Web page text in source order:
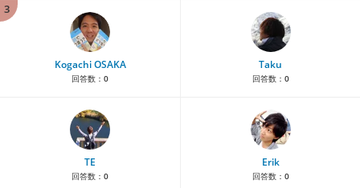
3
Kogachi OSAKA
回答数： 0
Taku
回答数： 0
TE
回答数： 0
Erik
回答数： 0